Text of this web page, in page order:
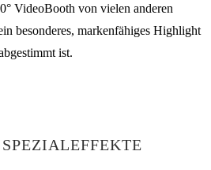
VideoBooth von vielen anderen
besonderes, markenfähiges Highlight
ist.